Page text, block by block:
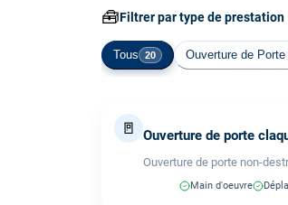
🧰Filtrer par type de prestation
Tous 20 Ouverture de Porte
🚪 Ouverture de porte
Ouverture de porte non-
Main d'oeuvre